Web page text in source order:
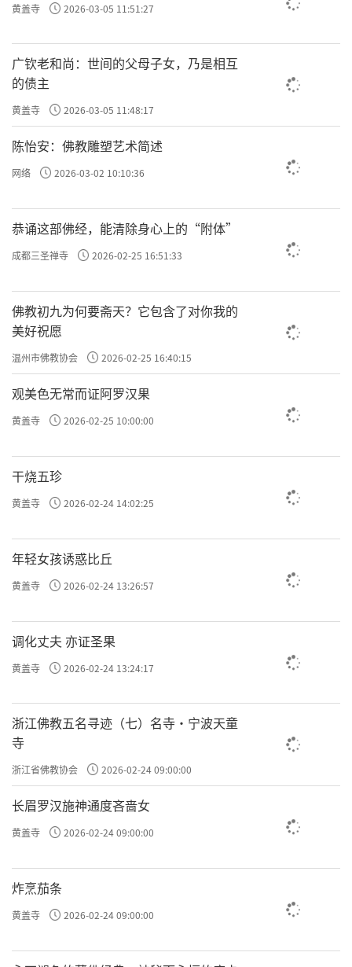
黄盖寺 2026-03-05 11:51:27
广钦老和尚：世间的父母子女，乃是相互
的债主
黄盖寺 2026-03-05 11:48:17
陈怡安：佛教雕塑艺术简述
网络 2026-03-02 10:10:36
恭诵这部佛经，能清除身心上的“附体”
成都三圣禅寺 2026-02-25 16:51:33
佛教初九为何要斋天？它包含了对你我的
美好祝愿
温州市佛教协会 2026-02-25 16:40:15
观美色无常而证阿罗汉果
黄盖寺 2026-02-25 10:00:00
干烧五珍
黄盖寺 2026-02-24 14:02:25
年轻女孩诱惑比丘
黄盖寺 2026-02-24 13:26:57
调化丈夫 亦证圣果
黄盖寺 2026-02-24 13:24:17
浙江佛教五名寻迹（七）名寺·宁波天童
寺
浙江省佛教协会 2026-02-24 09:00:00
长眉罗汉施神通度吝啬女
黄盖寺 2026-02-24 09:00:00
炸烹茄条
黄盖寺 2026-02-24 09:00:00